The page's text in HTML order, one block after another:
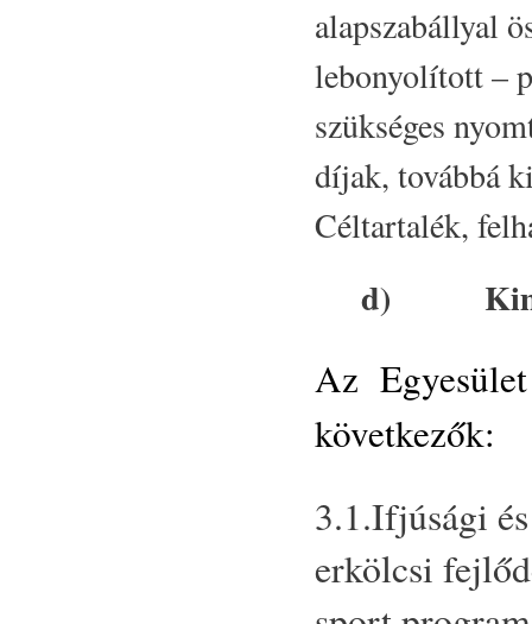
alapszabállyal
lebonyolított –
szükséges
díjak, továbbá
Céltartalék,
d)
Az Egyesület
következők:
3.1.Ifjúsági
erkölcsi